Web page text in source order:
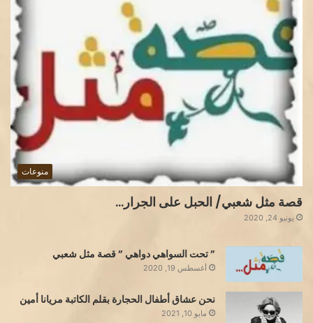
منوعات
قصة مثل شعبي/ الحبل على الجرار…
يونيو 24, 2020
” تحت السواهي دواهي ” قصة مثل شعبي
أغسطس 19, 2020
نحن عشاق أطفال الحجارة بقلم الكاتبة مريانا أمين
مايو 10, 2021